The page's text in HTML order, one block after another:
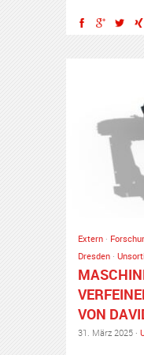
Extern ·
Dresden ·
VON
31. März 2025 ·